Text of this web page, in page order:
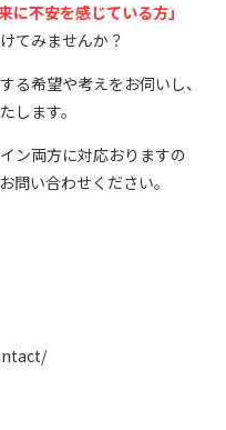
に不安を感じている方」
てみませんか？
る希望や考えをお伺いし、
します。
ン両方に対応おりますの
問い合わせください。